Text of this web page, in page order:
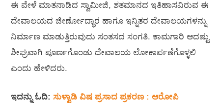
ಈ ವೇಳೆ ಮಾತನಾಡಿದ ಸ್ವಾಮೀಜಿ, ಶತಮಾನದ ಇತಿಹಾಸವಿರುವ ಈ
ದೇವಾಲಯದ ಜೀರ್ಣೋದ್ಧಾರ ಹಾಗೂ ಇನ್ನಿತರ ದೇವಾಲಯಗಳನ್ನು
ನಿರ್ಮಾಣ ಮಾಡುತ್ತಿರುವುದು ಸಂತಸದ ಸಂಗತಿ. ಕಾಮಗಾರಿ ಆದಷ್ಟು
ಶೀಘ್ರವಾಗಿ ಪೂರ್ಣಗೊಂಡು ದೇವಾಲಯ ಲೋಕಾರ್ಪಣೆಗೊಳ್ಳಲಿ
ಎಂದು ಹೇಳಿದರು.
ಇದನ್ನು ಓದಿ: ಸುಳ್ವಾಡಿ ವಿಷ ಪ್ರಸಾದ ಪ್ರಕರಣ : ಆರೋಪಿ